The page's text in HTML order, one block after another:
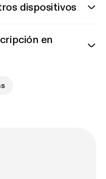
dispositivos
en